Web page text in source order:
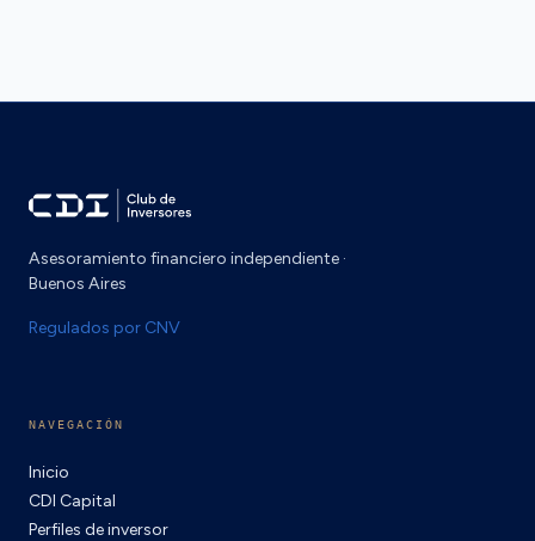
Asesoramiento financiero independiente ·
Buenos Aires
Regulados por CNV
NAVEGACIÓN
Inicio
CDI Capital
Perfiles de inversor